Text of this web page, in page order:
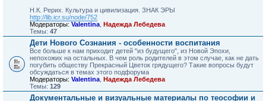
Н.К. Рерих. Культура и цивилизация. ЗНАК ЭРЫ
http://lib.icr.su/node/752
Модераторы: Valentina Надежда Лебедева
Темы: 47
Дети Нового Сознания - особенности воспитания
Все больше к нам приходит детей "из будущего", из Новой Эпохи,
непохожих на остальных. В чем роль родителей в этом случае, как не дать
погубить обществу Прекрасный Цветок грядущего? Такие вопросы будут
обсуждаться в темах этого подфорума
Модераторы: Valentina Надежда Лебедева
Темы: 129
Документальные и визуальные материалы по теософии и